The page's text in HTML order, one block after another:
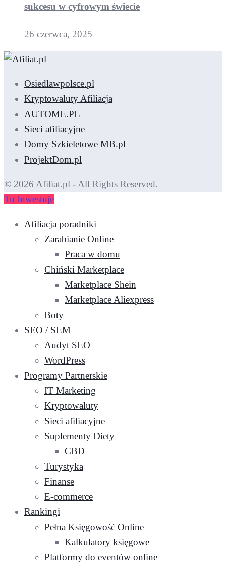
sukcesu w cyfrowym świecie
26 czerwca, 2025
Osiedlawpolsce.pl
Kryptowaluty Afiliacja
AUTOME.PL
Sieci afiliacyjne
Domy Szkieletowe MB.pl
ProjektDom.pl
© 2026 Afiliat.pl - All Rights Reserved.
Tu Inwestuje
Afiliacja poradniki
Zarabianie Online
Praca w domu
Chiński Marketplace
Marketplace Shein
Marketplace Aliexpress
Boty
SEO / SEM
Audyt SEO
WordPress
Programy Partnerskie
IT Marketing
Kryptowaluty
Sieci afiliacyjne
Suplementy Diety
CBD
Turystyka
Finanse
E-commerce
Rankingi
Pełna Księgowość Online
Kalkulatory księgowe
Platformy do eventów online